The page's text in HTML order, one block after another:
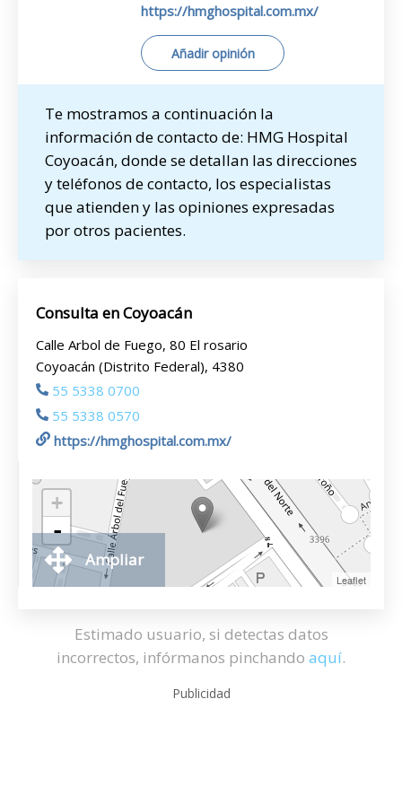
https://hmghospital.com.mx/
Añadir opinión
Te mostramos a continuación la
información de contacto de: HMG Hospital
Coyoacán, donde se detallan las direcciones
y teléfonos de contacto, los especialistas
que atienden y las opiniones expresadas
por otros pacientes.
Consulta en Coyoacán
Calle Arbol de Fuego, 80 El rosario
Coyoacán (Distrito Federal), 4380
55 5338 0700
55 5338 0570
https://hmghospital.com.mx/
+
-
Leaflet
Ampliar
Estimado usuario, si detectas datos
incorrectos, infórmanos pinchando aquí.
Publicidad